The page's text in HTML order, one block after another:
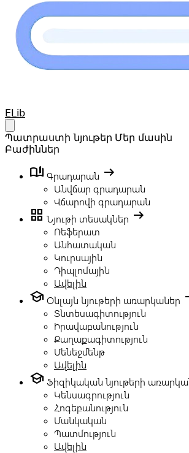
Your Company
ELib
Պատրաստի նյութեր Մեր մասին
Բաժիններ
book_ribbon Գրադարան arrow_right_alt
Անվճար գրադարան
Վճարովի գրադարան
grid_view Նյութի տեսակներ arrow_right_alt
Ռեֆերատ
Անհատական
Կուրսային
Դիպլոմային
Ավելին
school Օնլայն նյութերի առարկաներ
Տնտեսագիտություն
Իրավաբանություն
Քաղաքագիտություն
Մենեջմենթ
Ավելին
school Ֆիզիկական նյութերի
Կենսագրություն
Հոգեբանություն
Մանկական
Պատմություն
Ավելին